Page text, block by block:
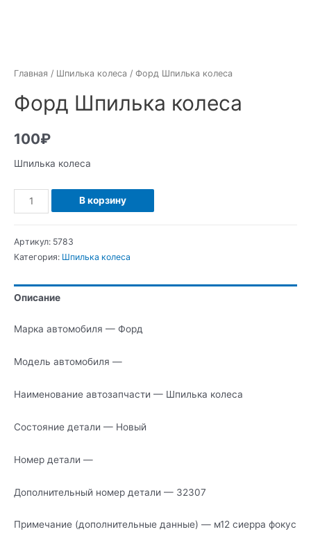
Главная / Шпилька колеса / Форд Шпилька колеса
Форд Шпилька колеса
100₽
Шпилька колеса
Количество
Форд
колеса
В корзину
Артикул: 5783
Категория: Шпилька колеса
Описание
Марка автомобиля — Форд
Модель автомобиля —
Наименование автозапчасти — Шпилька колеса
Состояние детали — Новый
Номер детали —
Дополнительный номер детали — 32307
Примечание (дополнительные данные) — м12 сиерра фокус